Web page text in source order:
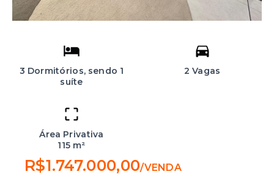
3 Dormitórios, sendo 1
suíte
2 Vagas
Área Privativa
115 m²
R$1.747.000,00/VENDA